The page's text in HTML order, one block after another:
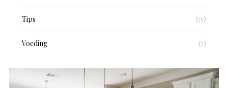
Tips (55)
Voeding (7)